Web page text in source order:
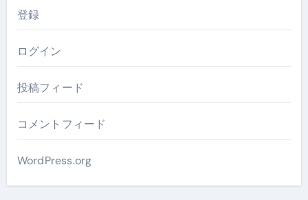
登録
ログイン
投稿フィード
コメントフィード
WordPress.org